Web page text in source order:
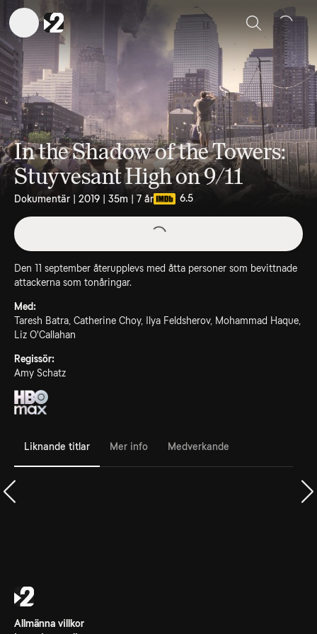
Sök
In the Shadow of the Towers:
Stuyvesant High on 9/11
Dokumentär | 2019 | 35m | 7 år 6.5
Den 11 september återupplevs med åtta personer som bevittnade
attackerna som tonåringar.
Med:
Taresh Batra, Catherine Choy, Ilya Feldsherov, Mohammad Haque,
Liz O'Callahan
Regissör:
Amy Schatz
Liknande titlar Mer info Medverkande
Allmänna villkor